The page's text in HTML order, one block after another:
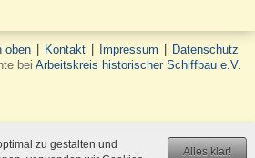
oben Kontakt Impressum
Datenschutz
bei Arbeitskreis historischer Schiffbau e.V.
Alles klar!
zu gestalten und